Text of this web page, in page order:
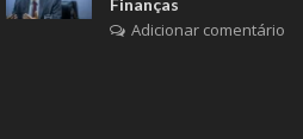
Adicionar comentário